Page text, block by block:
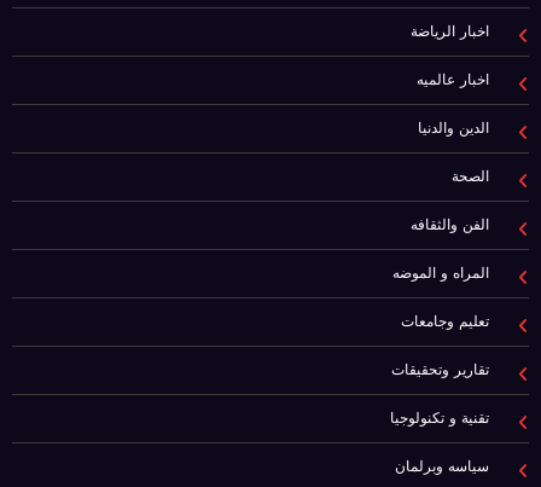
اخبار الرياضة
اخبار عالميه
الدين والدنيا
الصحة
الفن والثقافه
المراه و الموضه
تعليم وجامعات
تقارير وتحقيقات
تقنية و تكنولوجيا
سياسه وبرلمان